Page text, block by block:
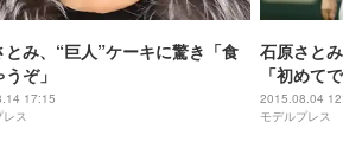
とみ、“巨人”ケーキに驚き「食
ぞ」
17:15
レス
石原さと
「初めて
2015.08.04
モデルプレス